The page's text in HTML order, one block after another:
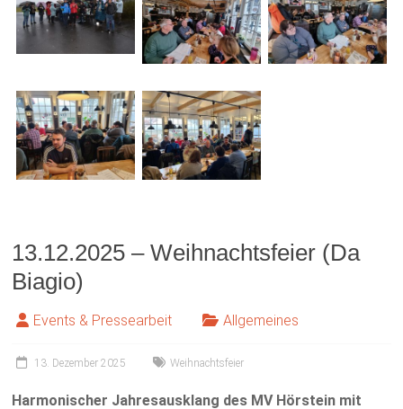
13.12.2025 – Weihnachtsfeier (Da
Biagio)
Events & Pressearbeit Allgemeines
13. Dezember 2025 Weihnachtsfeier
Harmonischer Jahresausklang des MV Hörstein mit